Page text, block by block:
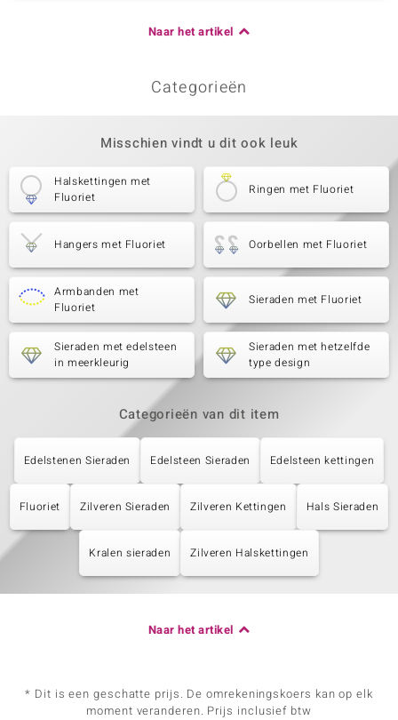
Naar het artikel
Categorieën
Misschien vindt u dit ook leuk
Halskettingen met
Fluoriet
Ringen met Fluoriet
Hangers met Fluoriet Oorbellen met Fluoriet
Armbanden met
Fluoriet
Sieraden met Fluoriet
Sieraden met edelsteen
in meerkleurig
Sieraden met hetzelfde
type design
Categorieën van dit item
Edelstenen Sieraden Edelsteen Sieraden Edelsteen kettingen
Fluoriet Zilveren Sieraden Zilveren Kettingen Hals Sieraden
Kralen sieraden Zilveren Halskettingen
Naar het artikel
* Dit is een geschatte prijs. De omrekeningskoers kan op elk
moment veranderen. Prijs inclusief btw